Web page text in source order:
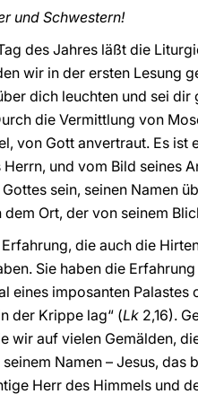
und Schwestern!
des Jahres läßt die
wir in der ersten Lesung
dich leuchten und sei
die Vermittlung von
von Gott anvertraut. Es
Herrn, und vom Bild seines
sein, seinen Namen
dem Ort, der von seinem
die auch die
Sie haben die
eines imposanten
der Krippe lag“ (Lk 2,16).
wir auf vielen Gemälden,
Namen – Jesus, das
Herr des Himmels und